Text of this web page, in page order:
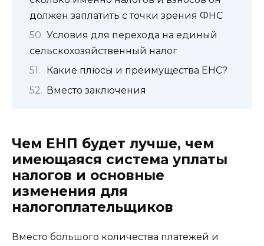
должен заплатить с точки зрения ФНС
Условия для перехода на единый
сельскохозяйственный налог
Какие плюсы и преимущества ЕНС?
Вместо заключения
Чем ЕНП будет лучше, чем
имеющаяся система уплаты
налогов и основные
изменения для
налогоплательщиков
Вместо большого количества платежей и